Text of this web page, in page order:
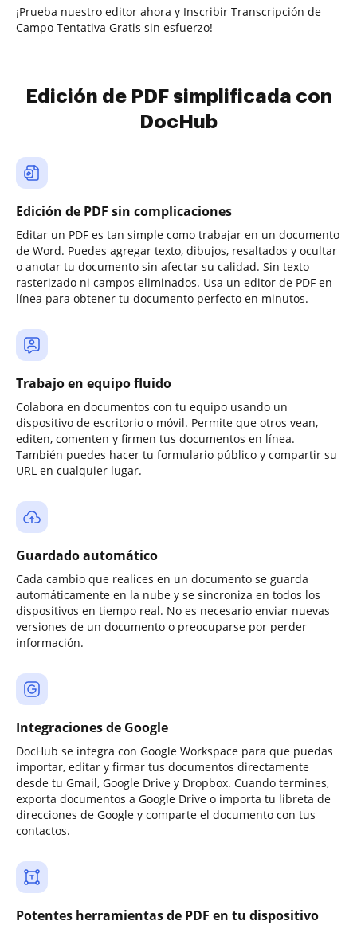
¡Prueba nuestro editor ahora y Inscribir Transcripción de
Campo Tentativa Gratis sin esfuerzo!
Edición de PDF simplificada con
DocHub
Edición de PDF sin complicaciones
Editar un PDF es tan simple como trabajar en un documento
de Word. Puedes agregar texto, dibujos, resaltados y ocultar
o anotar tu documento sin afectar su calidad. Sin texto
rasterizado ni campos eliminados. Usa un editor de PDF en
línea para obtener tu documento perfecto en minutos.
Trabajo en equipo fluido
Colabora en documentos con tu equipo usando un
dispositivo de escritorio o móvil. Permite que otros vean,
editen, comenten y firmen tus documentos en línea.
También puedes hacer tu formulario público y compartir su
URL en cualquier lugar.
Guardado automático
Cada cambio que realices en un documento se guarda
automáticamente en la nube y se sincroniza en todos los
dispositivos en tiempo real. No es necesario enviar nuevas
versiones de un documento o preocuparse por perder
información.
Integraciones de Google
DocHub se integra con Google Workspace para que puedas
importar, editar y firmar tus documentos directamente
desde tu Gmail, Google Drive y Dropbox. Cuando termines,
exporta documentos a Google Drive o importa tu libreta de
direcciones de Google y comparte el documento con tus
contactos.
Potentes herramientas de PDF en tu dispositivo